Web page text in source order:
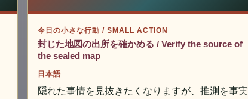
今日の小さな行動 / SMALL ACTION
封じた地図の出所を確かめる / Verify the source of
the sealed map
日本語
隠れた事情を見抜きたくなりますが、推測を事実